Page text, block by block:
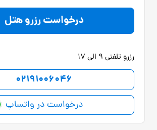
درخواست رزرو هتل
رزرو تلفنی 9 الی 17
02191006046
درخواست در واتساپ